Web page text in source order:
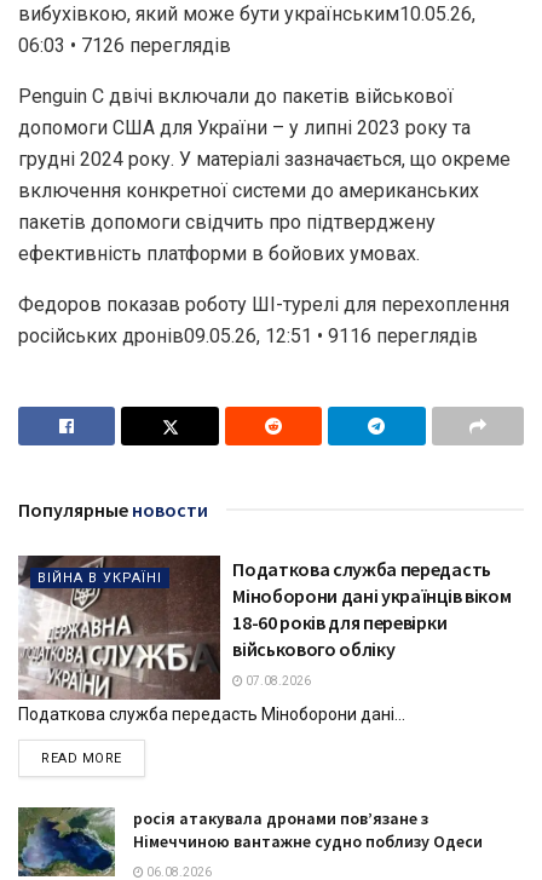
вибухівкою, який може бути українським10.05.26,
06:03 • 7126 переглядiв
Penguin C двічі включали до пакетів військової
допомоги США для України – у липні 2023 року та
грудні 2024 року. У матеріалі зазначається, що окреме
включення конкретної системи до американських
пакетів допомоги свідчить про підтверджену
ефективність платформи в бойових умовах.
Федоров показав роботу ШІ-турелі для перехоплення
російських дронів09.05.26, 12:51 • 9116 переглядiв
Популярные новости
ВІЙНА В УКРАЇНІ
Податкова служба передасть
Міноборони дані українців віком
18-60 років для перевірки
військового обліку
07.08.2026
Податкова служба передасть Міноборони дані...
READ MOREDETAILS
росія атакувала дронами пов’язане з
Німеччиною вантажне судно поблизу Одеси
06.08.2026